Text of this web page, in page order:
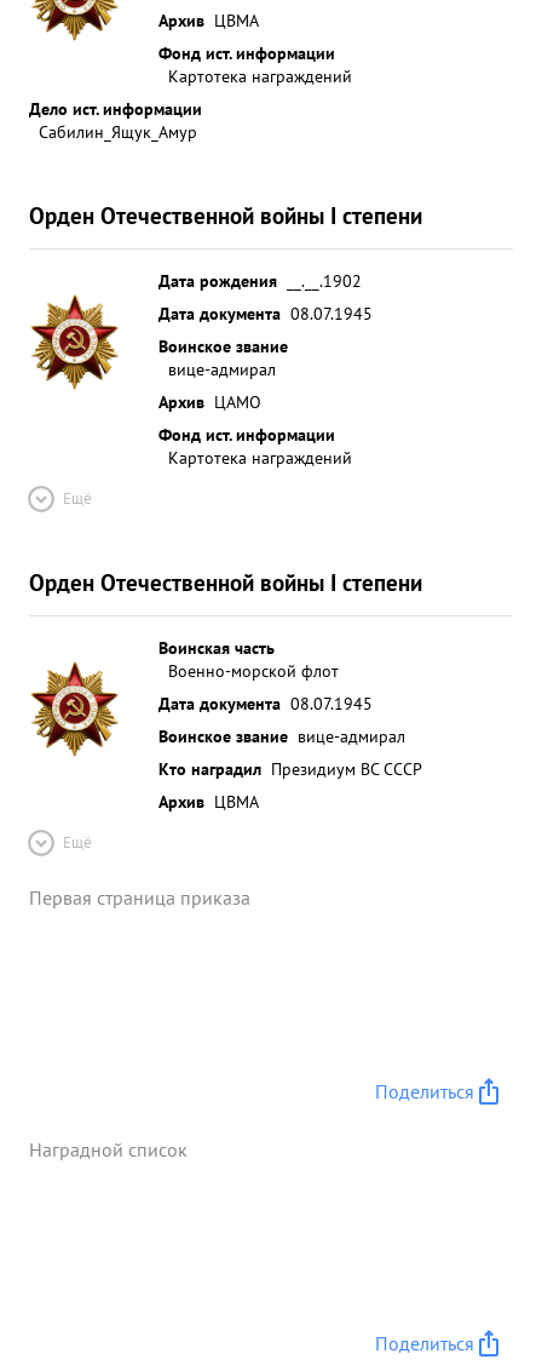
Архив ЦВМА
Фонд ист. информации
Картотека награждений
Дело ист. информации
Сабилин_Ящук_Амур
Орден Отечественной войны I степени
Дата рождения
__.__.1902
Дата документа 08.07.1945
Воинское звание
вице-адмирал
Архив ЦАМО
Фонд ист. информации
Картотека награждений
Ещё
Орден Отечественной войны I степени
Воинская часть
Военно-морской флот
Дата документа 08.07.1945
Воинское звание вице-адмирал
Кто наградил Президиум ВС СССР
Архив ЦВМА
Ещё
Первая страница приказа
Поделиться
Наградной список
Поделиться